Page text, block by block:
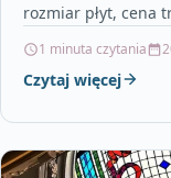
rozmiar płyt, cena
1 minuta czytania
Czytaj więcej